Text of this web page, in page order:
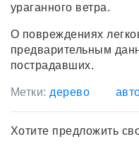
ураганного ветра.
О повреждениях
предварительным
пострадавших.
Метки: дерево
Хотите предложить